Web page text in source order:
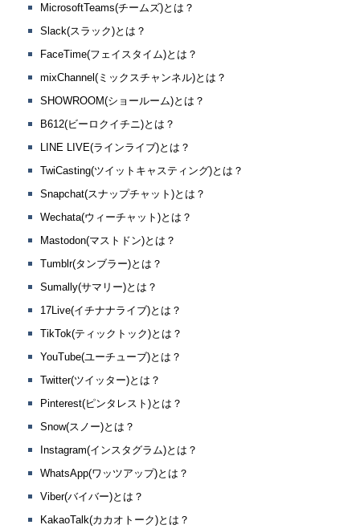
MicrosoftTeams(チームズ)とは？
Slack(スラック)とは？
FaceTime(フェイスタイム)とは？
mixChannel(ミックスチャンネル)とは？
SHOWROOM(ショールーム)とは？
B612(ビーロクイチニ)とは？
LINE LIVE(ラインライブ)とは？
TwiCasting(ツイットキャスティング)とは？
Snapchat(スナップチャット)とは？
Wechata(ウィーチャット)とは？
Mastodon(マストドン)とは？
Tumblr(タンブラー)とは？
Sumally(サマリー)とは？
17Live(イチナナライブ)とは？
TikTok(ティックトック)とは？
YouTube(ユーチューブ)とは？
Twitter(ツイッター)とは？
Pinterest(ピンタレスト)とは？
Snow(スノー)とは？
Instagram(インスタグラム)とは？
WhatsApp(ワッツアップ)とは？
Viber(バイバー)とは？
KakaoTalk(カカオトーク)とは？